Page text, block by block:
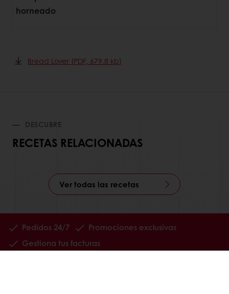
horneado
Bread Lover (PDF, 679.8 kb)
DESCUBRE
RECETAS RELACIONADAS
Ver todas las recetas
Pedidos 24/7
Promociones exclusivas
Gestiona tus facturas